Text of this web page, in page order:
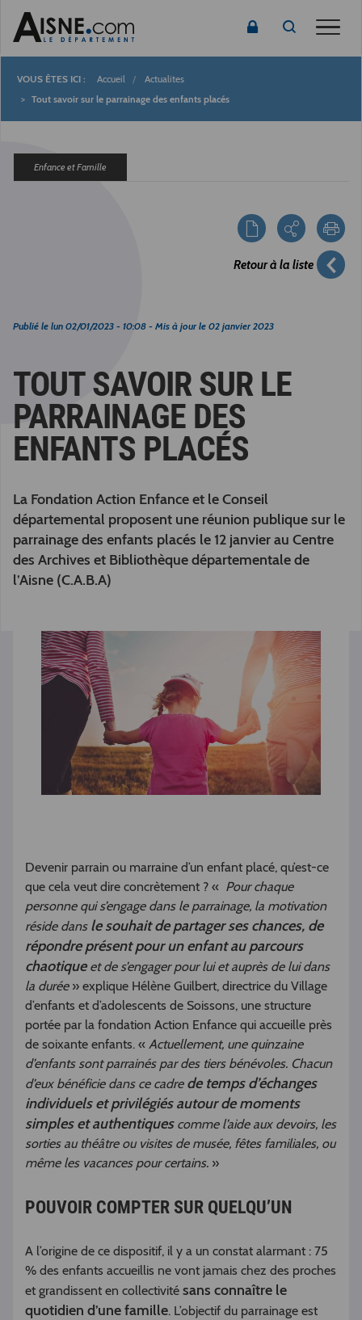
Fil
Accueil
Actualites
Tout savoir sur le parrainage des enfants placés
Enfance et Famille
Retour à la liste
Publié le lun 02/01/2023 - 10:08 - Mis à jour le 02 janvier 2023
TOUT SAVOIR SUR LE
PARRAINAGE DES
ENFANTS PLACÉS
La Fondation Action Enfance et le Conseil
départemental proposent une réunion publique sur le
parrainage des enfants placés le 12 janvier au Centre
des Archives et Bibliothèque départementale de
l’Aisne (C.A.B.A)
Devenir parrain ou marraine d’un enfant placé, qu’est-ce
que cela veut dire concrètement ? « Pour chaque
personne qui s’engage dans le parrainage, la motivation
réside dans le souhait de partager ses chances, de
répondre présent pour un enfant au parcours
chaotiqueet de s’engager pour lui et auprès de lui dans
la durée » explique Hélène Guilbert, directrice du Village
d’enfants et d’adolescents de Soissons, une structure
portée par la fondation Action Enfance qui accueille près
de soixante enfants. « Actuellement, une quinzaine
d’enfants sont parrainés par des tiers bénévoles. Chacun
d’eux bénéficie dans ce cadre de temps d’échanges
individuels et privilégiés autour de moments
simples et authentiquescomme l’aide aux devoirs, les
sorties au théâtre ou visites de musée, fêtes familiales, ou
même les vacances pour certains. »
POUVOIR COMPTER SUR QUELQU’UN
A l’origine de ce dispositif, il y a un constat alarmant : 75
% des enfants accueillis ne vont jamais chez des proches
et grandissent en collectivité sans connaître le
quotidien d’une famille. L’objectif du parrainage est